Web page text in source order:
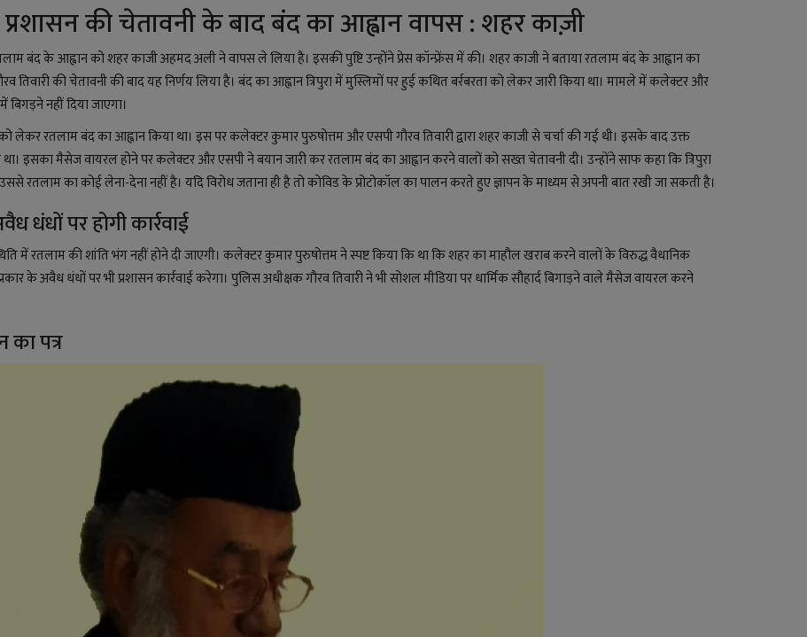
की चेतावनी के बाद बंद का आह्वान वापस : शहर काज़ी
बंद के आह्वान को शहर काजी अहमद अली ने वापस ले लिया है। इसकी पुष्टि उन्होंने प्रेस कॉन्फ्रेंस में की। शहर काजी ने बताया रतलाम बंद के आह्वान का
की चेतावनी की बाद यह निर्णय लिया है। बंद का आह्वान त्रिपुरा में मुस्लिमों पर हुई कथित बर्रबरता को लेकर जारी किया था। मामले में कलेक्टर और
नहीं दिया जाएगा।
को लेकर रतलाम बंद का आह्वान किया था। इस पर कलेक्टर कुमार पुरुषोत्तम और एसपी गौरव तिवारी द्वारा शहर काजी से चर्चा की गई थी। इसके बाद उक्त
इसका मैसेज वायरल होने पर कलेक्टर और एसपी ने बयान जारी कर रतलाम बंद का आह्वान करने वालों को सख्त चेतावनी दी। उन्होंने साफ कहा कि त्रिपुरा
रतलाम का कोई लेना-देना नहीं है। यदि विरोध जताना ही है तो कोविड के प्रोटोकॉल का पालन करते हुए ज्ञापन के माध्यम से अपनी बात रखी जा सकती है।
धंधों पर होगी कार्रवाई
में रतलाम की शांति भंग नहीं होने दी जाएगी। कलेक्टर कुमार पुरुषोत्तम ने स्पष्ट किया कि था कि शहर का माहौल खराब करने वालों के विरुद्ध वैधानिक
के अवैध धंधों पर भी प्रशासन कार्रवाई करेगा। पुलिस अधीक्षक गौरव तिवारी ने भी सोशल मीडिया पर धार्मिक सौहार्द बिगाड़ने वाले मैसेज वायरल करने
का पत्र